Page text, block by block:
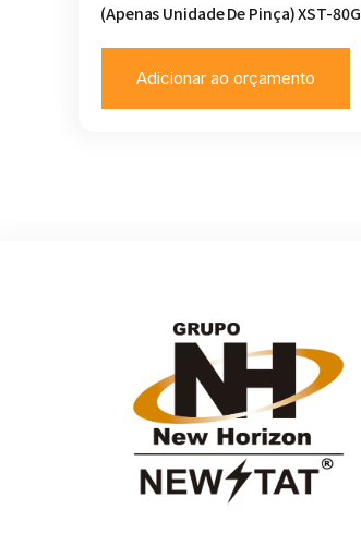
(apenas Unidade De Pinça) XST-80G
Adicionar ao orçamento